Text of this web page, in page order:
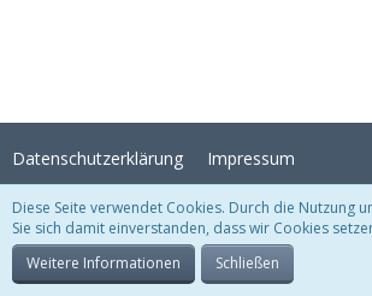
Datenschutzerklärung Impressum
Stil:Crystal Temptation , erstellt von
Community-Software:
Diese Seite verwendet Cookies. Durch die Nutzung
Sie sich damit einverstanden, dass wir Cookies
Weitere Informationen
Schließen